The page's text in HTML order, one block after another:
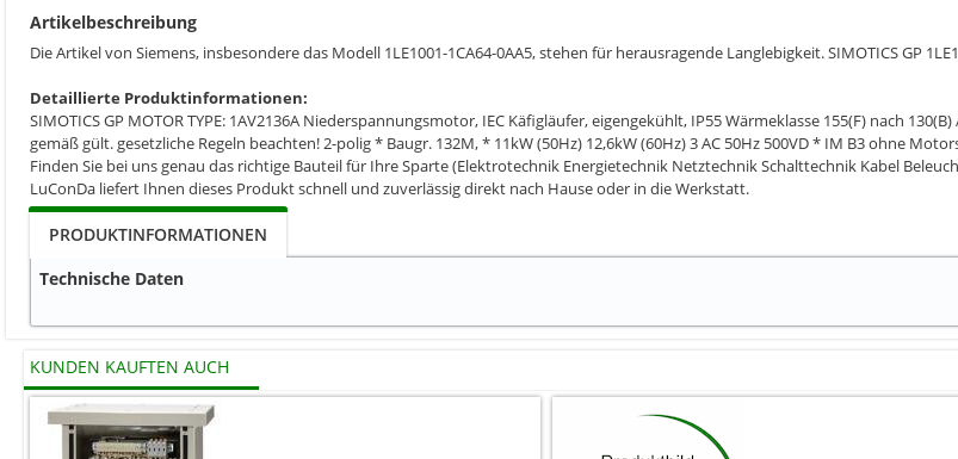
Artikelbeschreibung
Die Artikel von Siemens, insbesondere das Modell 1LE1001-1CA64-0AA5, stehen für herausragende Langlebigkeit. SIMOTICS GP
Detaillierte Produktinformationen:
SIMOTICS GP MOTOR TYPE: 1AV2136A Niederspannungsmotor, IEC Käfigläufer, eigengekühlt, IP55 Wärmeklasse 155(F) nach
gemäß gült. gesetzliche Regeln beachten! 2-polig * Baugr. 132M, * 11kW (50Hz) 12,6kW (60Hz) 3 AC 50Hz 500VD * IM B3 ohne
Finden Sie bei uns genau das richtige Bauteil für Ihre Sparte (Elektrotechnik Energietechnik Netztechnik Schalttechnik Kabel
LuConDa liefert Ihnen dieses Produkt schnell und zuverlässig direkt nach Hause oder in die Werkstatt.
PRODUKTINFORMATIONEN
Technische Daten
KUNDEN KAUFTEN AUCH